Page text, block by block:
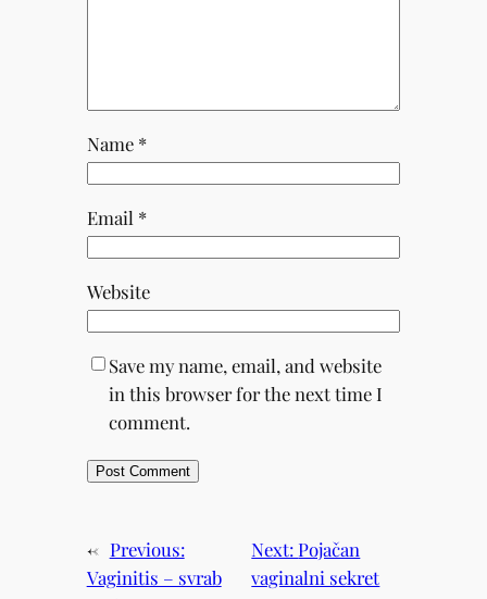
Name *
Email *
Website
Save my name, email, and website
in this browser for the next time I
comment.
← Previous:
Vaginitis – svrab
Next:Pojačan
vaginalni sekret